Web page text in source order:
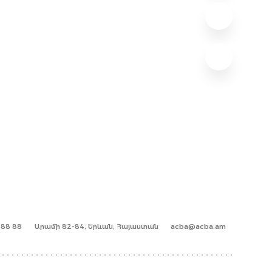
88 88 Արամի 82-84, Երևան, Հայաստան acba@acba.am